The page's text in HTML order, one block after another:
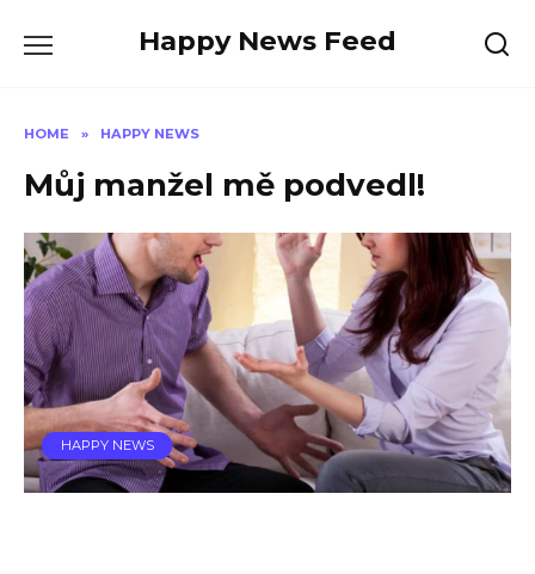
Happy News Feed
HOME » HAPPY NEWS
Můj manžel mě podvedl!
HAPPY NEWS